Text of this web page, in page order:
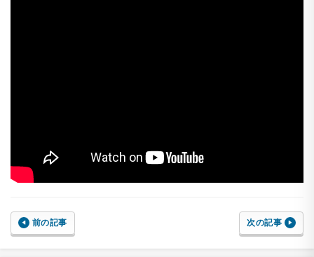
前の記事 次の記事